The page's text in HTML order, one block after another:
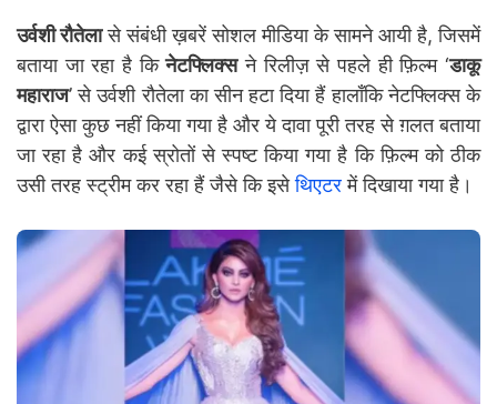
उर्वशी रौतेलासे संबंधी ख़बरें सोशल मीडिया के सामने आयी है, जिसमें
बताया जा रहा है किनेटफ्लिक्सने रिलीज़ से पहले ही फ़िल्म ‘डाकू
महाराज’ से उर्वशी रौतेला का सीन हटा दिया हैं हालाँकि नेटफ्लिक्स के
द्वारा ऐसा कुछ नहीं किया गया है और ये दावा पूरी तरह से ग़लत बताया
जा रहा है और कई स्रोतों से स्पष्ट किया गया है कि फ़िल्म को ठीक
उसी तरह स्ट्रीम कर रहा हैं जैसे कि इसेथिएटरमें दिखाया गया है।